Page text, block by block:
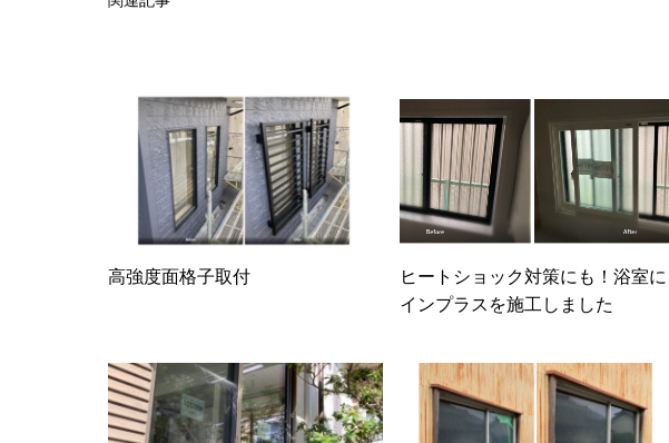
高強度面格子取付
ヒートショック対策にも！浴室に
インプラスを施工しました